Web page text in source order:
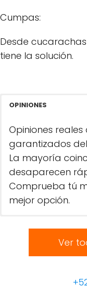
Cumpas:
Desde
tiene la solución.
OPINIONES
Opiniones
garantizados
La mayoría
desaparecen
Comprueba tú
mejor opción.
Ver